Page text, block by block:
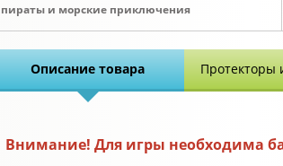
пираты и морские приключения
Описание товара Протекторы
Внимание! Для игры необходима